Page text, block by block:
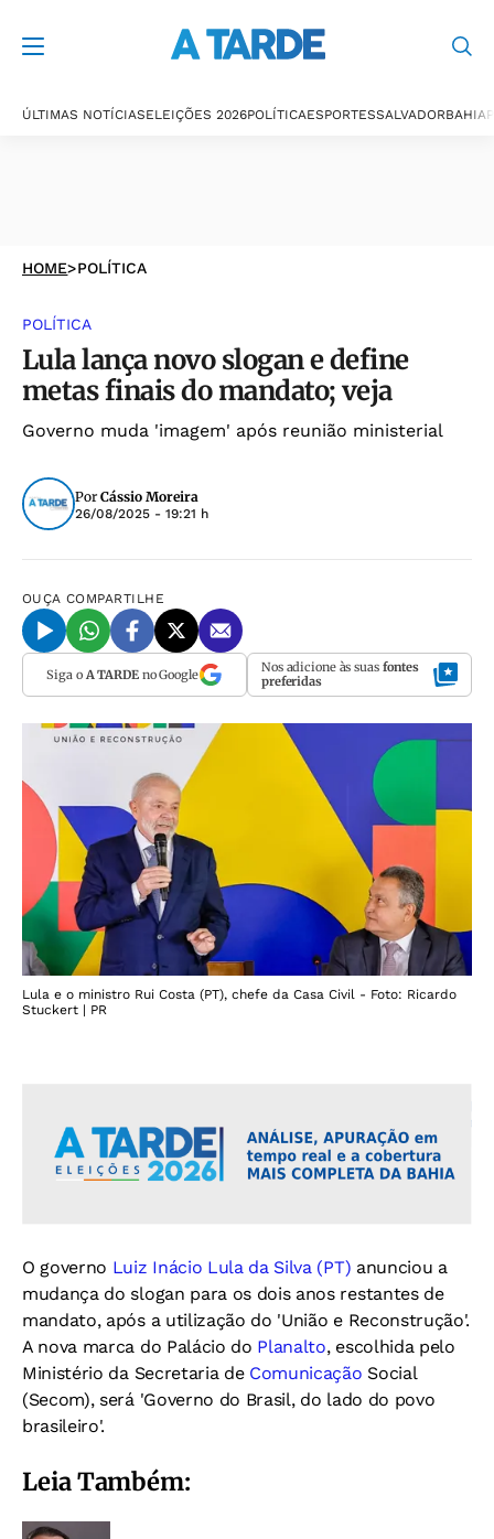
ÚLTIMAS NOTÍCIASELEIÇÕES 2026POLÍTICAESPORTESSALVADORBAHIA
HOME>POLÍTICA
POLÍTICA
Lula lança novo slogan e define
metas finais do mandato; veja
Governo muda 'imagem' após reunião ministerial
Por Cássio Moreira
26/08/2025 - 19:21 h
OUÇA COMPARTILHE
Siga o A TARDEno Google Nos adicione às suas fontes
preferidas
Lula e o ministro Rui Costa (PT), chefe da Casa Civil - Foto: Ricardo
Stuckert | PR
O governo Luiz Inácio Lula da Silva (PT) anunciou a
mudança do slogan para os dois anos restantes de
mandato, após a utilização do 'União e Reconstrução'.
A nova marca do Palácio do Planalto, escolhida pelo
Ministério da Secretaria de Comunicação Social
(Secom), será 'Governo do Brasil, do lado do povo
brasileiro'.
Leia Também: